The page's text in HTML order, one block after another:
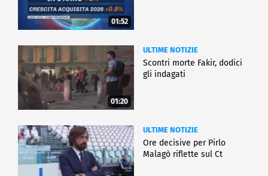
01:52
01:20
ULTIME NOTIZIE
Scontri morte Fakir, dodici
gli indagati
ULTIME NOTIZIE
Ore decisive per Pirlo
Malagò riflette sul Ct